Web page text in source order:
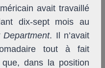
avait travaillé
dix-sept mois au
. Il n’avait
tout à fait
dans la position